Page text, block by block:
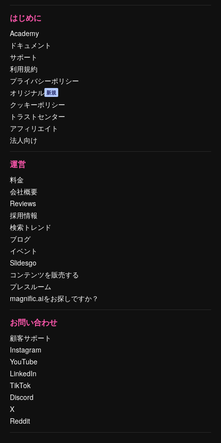
はじめに
Academy
ドキュメント
サポート
利用規約
プライバシーポリシー
オリジナル 新規
クッキーポリシー
トラストセンター
アフィリエイト
法人向け
運営
料金
会社概要
Reviews
採用情報
検索トレンド
ブログ
イベント
Slidesgo
コンテンツを販売する
プレスルーム
magnific.aiをお探しですか？
お問い合わせ
顧客サポート
Instagram
YouTube
LinkedIn
TikTok
Discord
X
Reddit